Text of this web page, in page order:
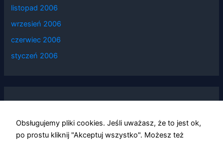
listopad 2006
wrzesień 2006
czerwiec 2006
styczeń 2006
Informacje
Obsługujemy pliki cookies. Jeśli uważasz, że to jest ok,
po prostu kliknij "Akceptuj wszystko". Możesz też